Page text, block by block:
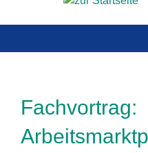
Fachvortrag: